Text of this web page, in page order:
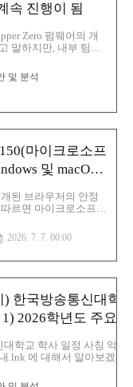
속 진행이 됨
Zero 펌웨어의 개
말하지만, 내부 팀은
.해당 발표는 가제트
오픈 Linux 플랫폼
구축하는 데 집중하
잉 행동 장애 (ADHD)
, 영국,유럽 및 캐나다
판매를 위해 예정된 산
새로 출시된 Busy
Devices는
테스트 장치의 공식
되지만 풀 타임 기능
및 분석
마이크로소프
및 macOS
된 브라우저의 안정
르면 마이크로소프트
그인 기능을 추가이제
계정과 함께
적용되고 있으며 시스
정책을
여부를 관리할 수 있
은 2020년 마이크로소
엣지에 기본적으로 통
혔던 입장과는 정반대
추가는 지난 6월 마이
2026. 7. 7. 00:00
한국방송통신대학
2026학년도 주요
학교 학사 일정 사칭 악성
.lnk 에 대해서 알아보겠습